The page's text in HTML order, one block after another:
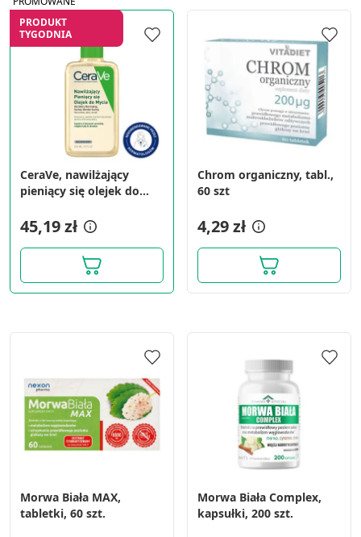
PRODUKT
TYGODNIA
CeraVe, nawilżający
pieniący się olejek do
45,19 zł
Chrom organiczny, tabl.,
60 szt
4,29 zł
Morwa Biała MAX,
tabletki, 60 szt.
Morwa Biała Complex,
kapsułki, 200 szt.